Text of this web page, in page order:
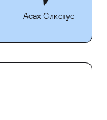
Асах Сикстус